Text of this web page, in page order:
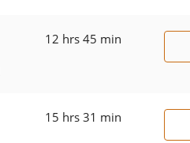
12 hrs 45 min
15 hrs 31 min